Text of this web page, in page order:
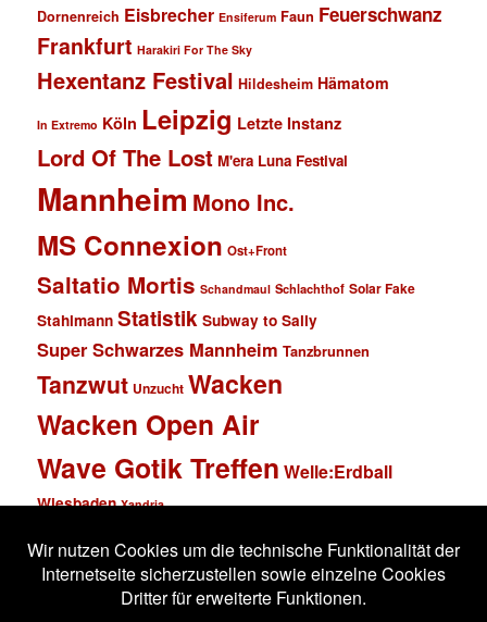
Dornenreich Eisbrecher Ensiferum Faun Feuerschwanz
Frankfurt Harakiri For The Sky
Hexentanz Festival Hildesheim Hämatom
In Extremo Köln Leipzig Letzte Instanz
Lord Of The Lost M'era Luna Festival
Mannheim Mono Inc.
MS Connexion Ost+Front
Saltatio Mortis Schandmaul Schlachthof Solar Fake
Stahlmann Statistik Subway to Sally
Super Schwarzes Mannheim Tanzbrunnen
Tanzwut Unzucht Wacken
Wacken Open Air
Wave Gotik Treffen Welle:Erdball
Wiesbaden Xandria
Impressum